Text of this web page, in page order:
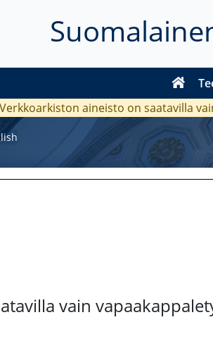
Verkkoarkiston aineisto on saatavilla
vain